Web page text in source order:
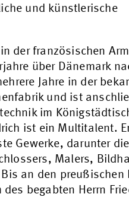
und künstlerische
der französischen
über Dänemark
Jahre in der
und ist
im
ist ein Multitalent.
Gewerke, darunter
Malers,
an den preußischen
begabten Herrn